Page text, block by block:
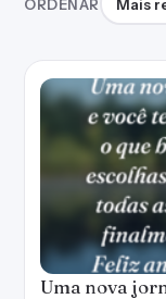
ORDENAR
Uma nova